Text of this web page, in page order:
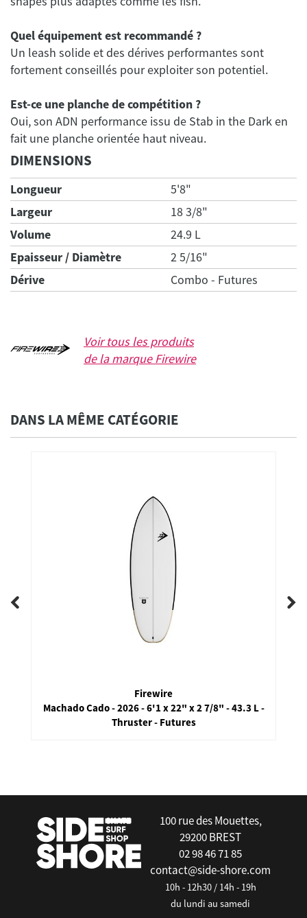
Quel équipement est recommandé ?
Un leash solide et des dérives performantes sont
fortement conseillés pour exploiter son potentiel.
Est-ce une planche de compétition ?
Oui, son ADN performance issu de Stab in the Dark en
DIMENSIONS
Longueur
5'8"
Largeur
18 3/8"
Volume
24.9 L
Epaisseur / Diamètre
2 5/16"
Dérive
Combo - Futures
Voir tous les produits
de la marqueFirewire
DANS LA MÊME CATÉGORIE
Firewire
Machado Cado - 2026 - 6'1 x 22" x 2 7/8" - 43.3 L -
Thruster - Futures
100 rue des Mouettes,
29200 BREST
02 98 46 71 85
contact@side-shore.com
10h - 12h30 / 14h - 19h
du lundi au samedi